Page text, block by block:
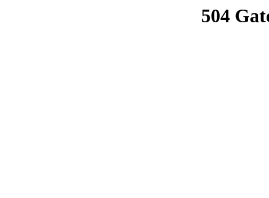
504